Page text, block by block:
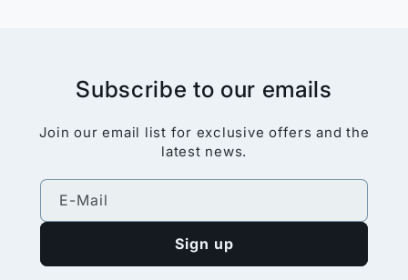
Subscribe to our emails
Join our email list for exclusive offers and the
latest news.
E-Mail
Sign up